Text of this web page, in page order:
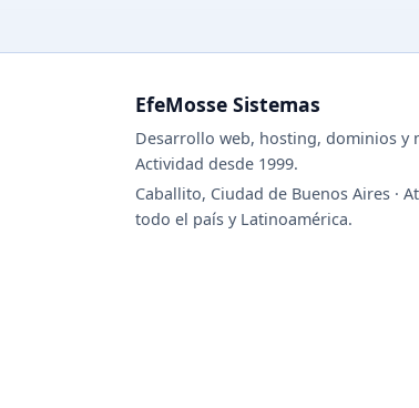
EfeMosse Sistemas
Desarrollo web, hosting, dominios y
Actividad desde 1999.
Caballito, Ciudad de Buenos Aires ·
todo el país y Latinoamérica.